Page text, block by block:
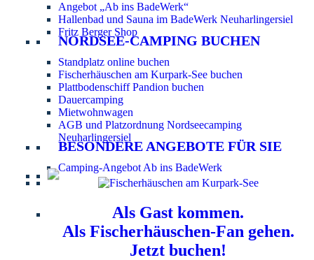
Angebot „Ab ins BadeWerk“
Hallenbad und Sauna im BadeWerk Neuharlingersiel
Fritz Berger Shop
NORDSEE-CAMPING BUCHEN
Standplatz online buchen
Fischerhäuschen am Kurpark-See buchen
Plattbodenschiff Pandion buchen
Dauercamping
Mietwohnwagen
AGB und Platzordnung Nordseecamping
Neuharlingersiel
BESONDERE ANGEBOTE FÜR SIE
Camping-Angebot Ab ins BadeWerk
Als Gast kommen.
Als Fischerhäuschen-Fan gehen.
Jetzt buchen!